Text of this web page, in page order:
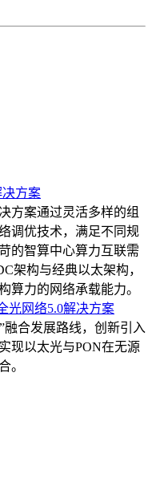
方案
方案通过灵活多样的组
调优技术，满足不同规
的智算中心算力互联需
架构与经典以太架构，
算力的网络承载能力。
光网络5.0解决方案
融合发展路线，创新引入
现以太光与PON在无源
。